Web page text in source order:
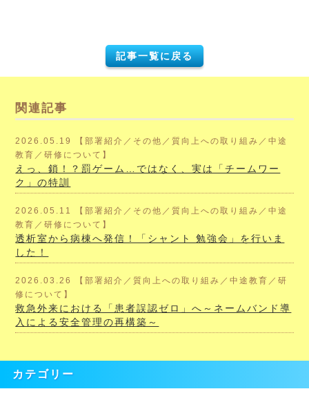
記事一覧に戻る
関連記事
2026.05.19 【部署紹介／その他／質向上への取り組み／中途
教育／研修について】
えっ、鎖！？罰ゲーム…ではなく、実は「チームワー
ク」の特訓
2026.05.11 【部署紹介／その他／質向上への取り組み／中途
教育／研修について】
透析室から病棟へ発信！「シャント 勉強会」を行いま
した！
2026.03.26 【部署紹介／質向上への取り組み／中途教育／研
修について】
救急外来における「患者誤認ゼロ」へ～ネームバンド導
入による安全管理の再構築～
カテゴリー